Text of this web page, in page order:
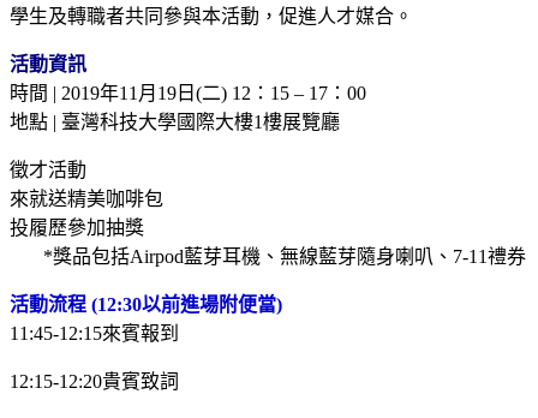
學生及轉職者共同參與本活動，促進人才媒合。
活動資訊
時間 | 2019年11月19日(二) 12：15 – 17：00
地點 | 臺灣科技大學國際大樓1樓展覽廳
徵才活動
來就送精美咖啡包
投履歷參加抽獎
*獎品包括Airpod藍芽耳機、無線藍芽隨身喇叭、7-11禮券
活動流程 (12:30以前進場附便當)
11:45-12:15來賓報到
12:15-12:20貴賓致詞